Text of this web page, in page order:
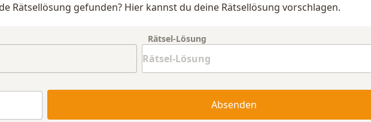
Rätsellösung gefunden? Hier kannst du deine Rätsellösung vorschlagen.
Rätsel-Lösung
Absenden